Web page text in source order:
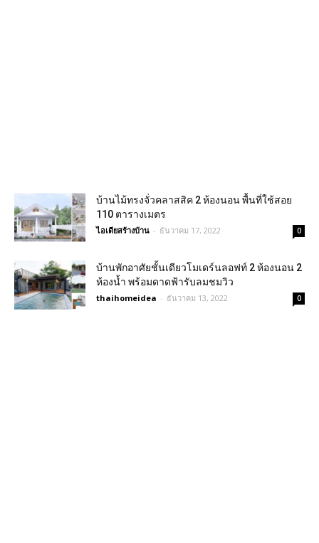
บ้านไม้ทรงจั่วคลาสสิค 2 ห้องนอน พื้นที่ใช้สอย
110 ตารางเมตร
ไอเดียสร้างบ้าน - ธันวาคม 17, 2022 0
บ้านพักอาศัยชั้นเดียวโมเดร์นลอฟท์ 2 ห้องนอน 2
ห้องน้ำ พร้อมดาดฟ้ารับลมชมวิว
thaihomeidea - ธันวาคม 13, 2022 0